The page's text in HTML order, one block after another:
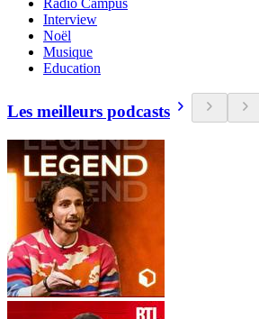
Interview
Noël
Musique
Education
Les meilleurs podcasts